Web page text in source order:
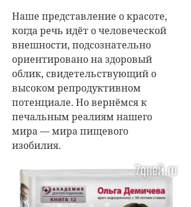
Наше представление о красоте,
когда речь идёт о человеческой
внешности, подсознательно
ориентировано на здоровый
облик, свидетельствующий о
высоком репродуктивном
потенциале. Но вернёмся к
печальным реалиям нашего
мира — мира пищевого
изобилия.